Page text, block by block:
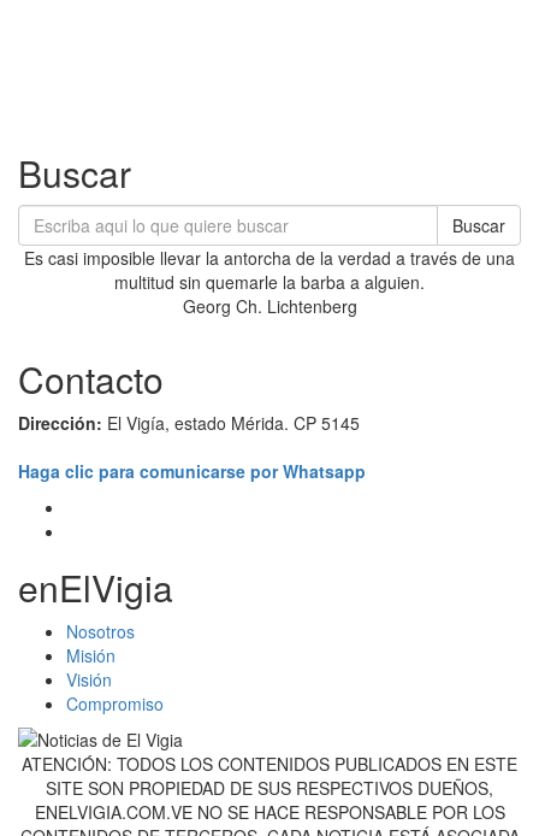
Buscar
Buscar
Es casi imposible llevar la antorcha de la verdad a través de una
multitud sin quemarle la barba a alguien.
Georg Ch. Lichtenberg
Contacto
Dirección: El Vigía, estado Mérida. CP 5145
Haga clic para comunicarse por Whatsapp
enElVigia
Nosotros
Misión
Visión
Compromiso
ATENCIÓN: TODOS LOS CONTENIDOS PUBLICADOS EN ESTE
SITE SON PROPIEDAD DE SUS RESPECTIVOS DUEÑOS,
ENELVIGIA.COM.VE NO SE HACE RESPONSABLE POR LOS